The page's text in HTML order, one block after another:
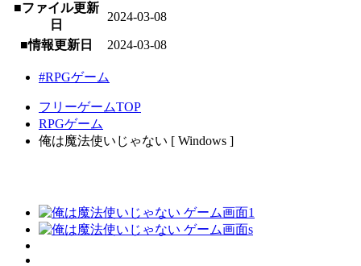
■ファイル更新
日
2024-03-08
■情報更新日 2024-03-08
#RPGゲーム
フリーゲームTOP
RPGゲーム
俺は魔法使いじゃない [ Windows ]